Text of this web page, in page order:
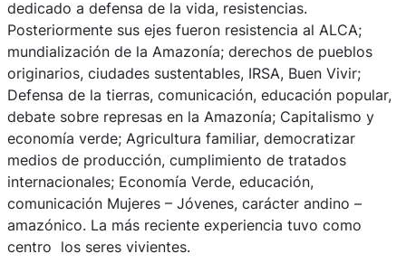
dedicado a defensa de la vida, resistencias.
Posteriormente sus ejes fueron resistencia al ALCA;
mundialización de la Amazonía; derechos de pueblos
originarios, ciudades sustentables, IRSA, Buen Vivir;
Defensa de la tierras, comunicación, educación popular,
debate sobre represas en la Amazonía; Capitalismo y
economía verde; Agricultura familiar, democratizar
medios de producción, cumplimiento de tratados
internacionales; Economía Verde, educación,
comunicación Mujeres – Jóvenes, carácter andino –
amazónico. La más reciente experiencia tuvo como
centro los seres vivientes.